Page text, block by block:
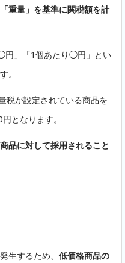
重量」を基準に関税額を計
円」「1個あたり◯円」とい
。
税が設定されている商品を
となります。
品に対して採用されること
生するため、 低価格商品の